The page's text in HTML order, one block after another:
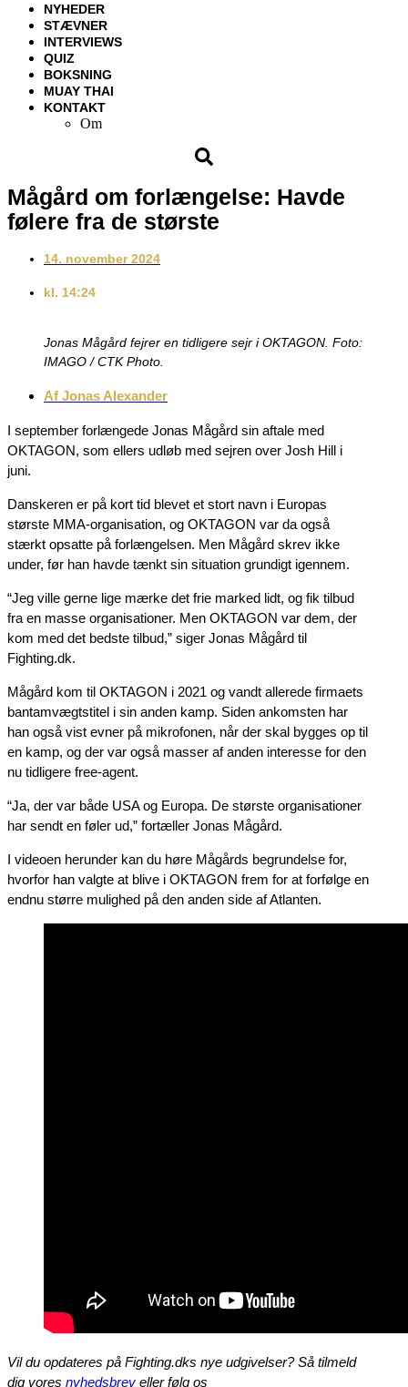
NYHEDER
STÆVNER
INTERVIEWS
QUIZ
BOKSNING
MUAY THAI
KONTAKT
Om
Mågård om forlængelse: Havde
følere fra de største
14. november 2024
kl. 14:24
Jonas Mågård fejrer en tidligere sejr i OKTAGON. Foto:
IMAGO / CTK Photo.
Af Jonas Alexander
I september forlængede Jonas Mågård sin aftale med
OKTAGON, som ellers udløb med sejren over Josh Hill i
juni.
Danskeren er på kort tid blevet et stort navn i Europas
største MMA-organisation, og OKTAGON var da også
stærkt opsatte på forlængelsen. Men Mågård skrev ikke
under, før han havde tænkt sin situation grundigt igennem.
“Jeg ville gerne lige mærke det frie marked lidt, og fik tilbud
fra en masse organisationer. Men OKTAGON var dem, der
kom med det bedste tilbud,” siger Jonas Mågård til
Fighting.dk.
Mågård kom til OKTAGON i 2021 og vandt allerede firmaets
bantamvægtstitel i sin anden kamp. Siden ankomsten har
han også vist evner på mikrofonen, når der skal bygges op til
en kamp, og der var også masser af anden interesse for den
nu tidligere free-agent.
“Ja, der var både USA og Europa. De største organisationer
har sendt en føler ud,” fortæller Jonas Mågård.
I videoen herunder kan du høre Mågårds begrundelse for,
hvorfor han valgte at blive i OKTAGON frem for at forfølge en
endnu større mulighed på den anden side af Atlanten.
Vil du opdateres på Fighting.dks nye udgivelser? Så tilmeld
dig vores nyhedsbrev eller følg os